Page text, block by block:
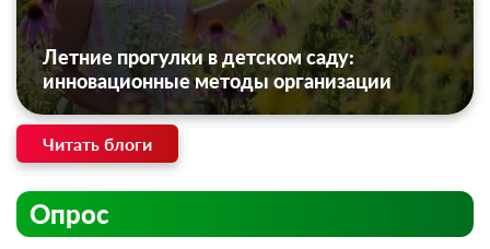
Летние прогулки в детском саду:
инновационные методы организации
Читать блоги
Опрос